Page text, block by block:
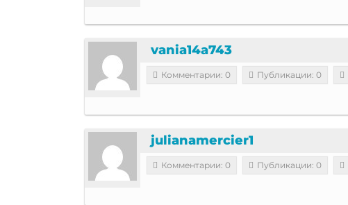
vania14a743
Комментарии: 0 Публикации: 0
julianamercier1
Комментарии: 0 Публикации: 0